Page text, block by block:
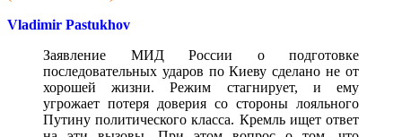
Vladimir Pastukhov
Заявление МИД России о подготовке
последовательных ударов по Киеву сделано не от
хорошей жизни. Режим стагнирует, и ему
угрожает потеря доверия со стороны лояльного
Путину политического класса. Кремль ищет ответ